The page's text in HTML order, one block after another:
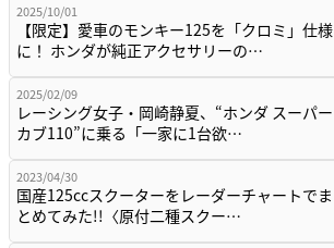
2025/10/01
【限定】愛車のモンキー125を「クロミ」仕様
に！ ホンダが純正アクセサリーの…
2025/02/09
レーシング女子・岡崎静夏、“ホンダ スーパー
カブ110”に乗る「一家に1台欲…
2023/04/30
国産125ccスクーターをレーダーチャートでま
とめてみた!!〈原付二種スクー…